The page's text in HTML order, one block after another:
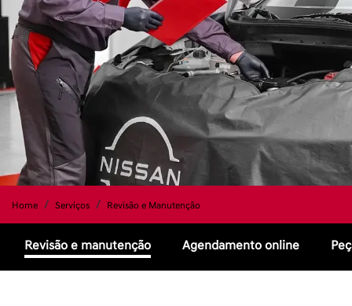
Home Serviços Revisão e Manutenção
Agendamento online
Revisão e manutenção